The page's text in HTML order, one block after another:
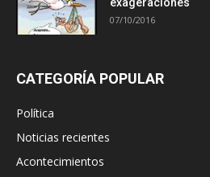
07/10/2016
CATEGORÍA POPULAR
Política
Noticias recientes
Acontecimientos